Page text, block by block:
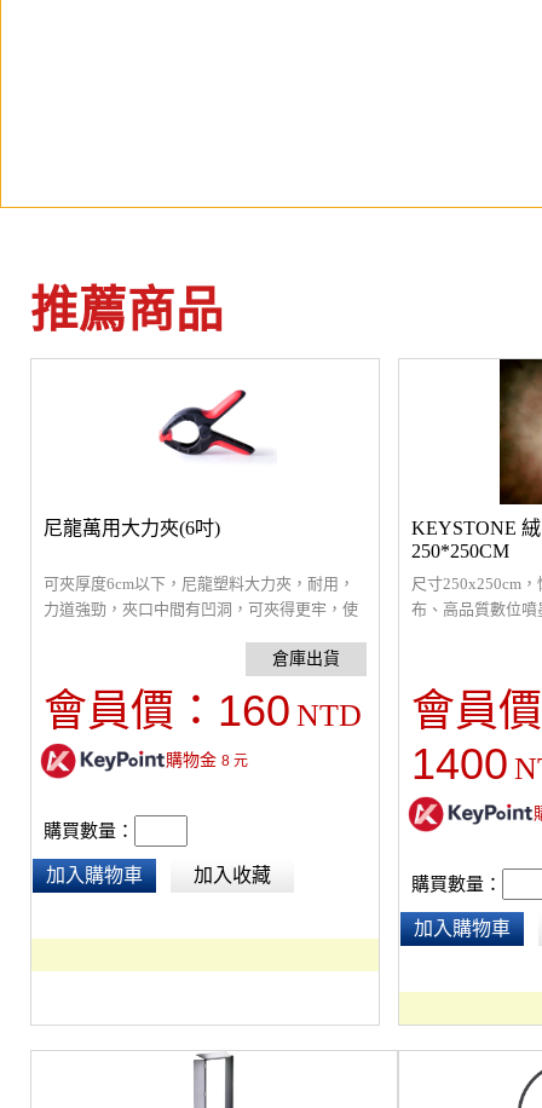
推薦商品
尼龍萬用大力夾(6吋)
可夾厚度6cm以下，尼龍塑料大力夾，耐用，
力道強勁，夾口中間有凹洞，可夾得更牢，使
別注意使用時不要夾到手！(不挑色、隨機出
貨)
會員價： 160 NTD
購物金 8元
購買數量：
加入購物車 加入收藏
KEYSTONE
250*250CM
尺寸250x250cm
布、高品質數位
會員
1400
購買數量：
加入購物車